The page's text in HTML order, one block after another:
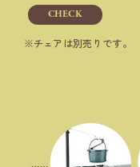
CHECK
チェアは別売りです。